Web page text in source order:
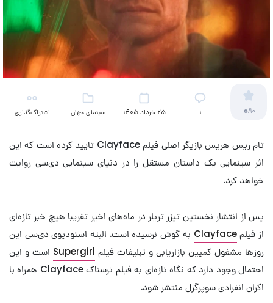
0/10 ۱ 25 خرداد 1405 سینمای جهان اشتراک‌گذاری
تام ریس هریس بازیگر اصلی فیلم Clayface تایید کرده است که این
اثر سینمایی یک داستان مستقل را در دنیای سینمایی دی‌سی روایت
خواهد کرد.
پس از انتشار نخستین تیزر تریلر در ماه‌های اخیر تقریبا هیچ خبر تازه‌ای
از فیلمClayface به گوش نرسیده است. البته استودیوی دی‌سی این
روزها مشغول کمپین بازاریابی و تبلیغات فیلم Supergirl است و این
احتمال وجود دارد که نگاه تازه‌ای به فیلم ترسناک Clayface همراه با
اکران انفرادی سوپرگرل منتشر شود.